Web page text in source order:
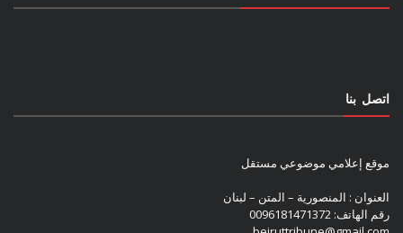
اتصل بنا
موقع إعلامي موضوعي مستقل
العنوان : المنصورية – المتن – لبنان
رقم الهاتف: 0096181471372